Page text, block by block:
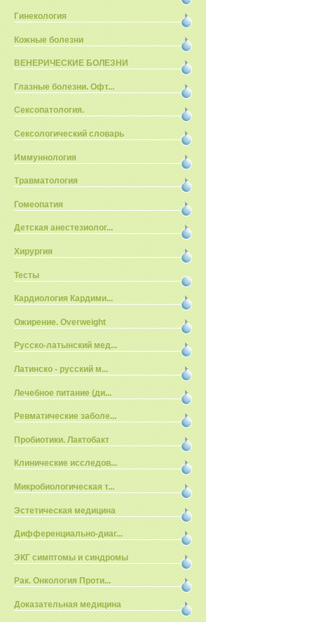
Гинекология
Кожные болезни
ВЕНЕРИЧЕСКИЕ БОЛЕЗНИ
Глазные болезни. Офт...
Сексопатология.
Сексологический словарь
Иммуннология
Травматология
Гомеопатия
Детская анестезиолог...
Хирургия
Тесты
Кардиология Кардими...
Ожирение. Overweight
Русско-латынский мед...
Латинско - русский м...
Лечебное питание (ди...
Ревматические заболе...
Пробиотики. Лактобакт
Клинические исследов...
Микробиологическая т...
Эстетическая медицина
Дифференциально-диаг...
ЭКГ симптомы и синдромы
Рак. Онкология Проти...
Доказательная медицина